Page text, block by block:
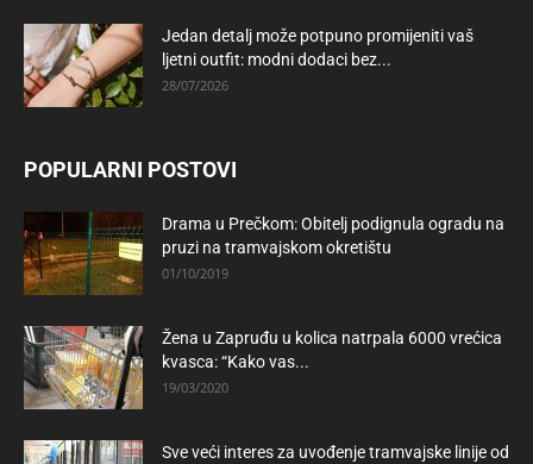
Jedan detalj može potpuno promijeniti vaš
ljetni outfit: modni dodaci bez...
28/07/2026
POPULARNI POSTOVI
Drama u Prečkom: Obitelj podignula ogradu na
pruzi na tramvajskom okretištu
01/10/2019
Žena u Zapruđu u kolica natrpala 6000 vrećica
kvasca: “Kako vas...
19/03/2020
Sve veći interes za uvođenje tramvajske linije od